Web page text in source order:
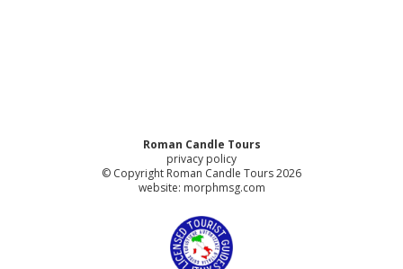
Roman Candle Tours
privacy policy
© Copyright Roman Candle Tours 2026
website: morphmsg.com